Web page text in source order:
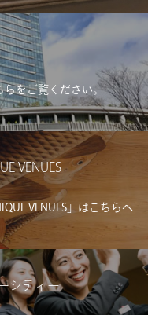
らをご覧ください。
VENUES
VENUES」はこちらへ
シティー